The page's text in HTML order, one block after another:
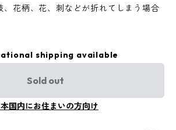
花柄、花、刺などが折れてしまう場合
shipping available
Sold out
国内にお住まいの方向け